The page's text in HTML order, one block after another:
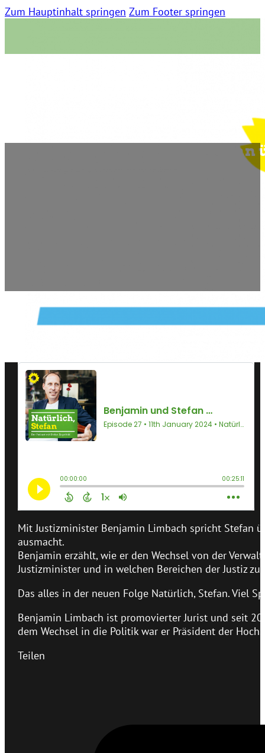
Zum Hauptinhalt springen Zum Footer springen
Folge 27 – Benjamin und
Mit Justizminister Benjamin Limbach spricht Stefan
ausmacht.
Benjamin erzählt, wie er den Wechsel von der
Justizminister und in welchen Bereichen der Justiz
Das alles in der neuen Folge Natürlich, Stefan. Viel
Benjamin Limbach ist promovierter Jurist und seit
dem Wechsel in die Politik war er Präsident der
Teilen